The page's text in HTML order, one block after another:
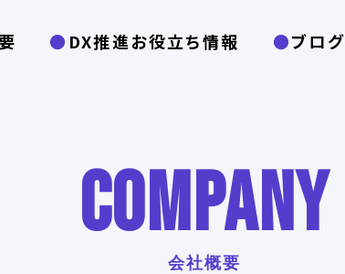
DX推進お役立ち情報 ブログ
COMPANY
会社概要